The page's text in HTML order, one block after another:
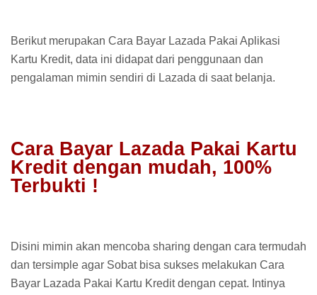
Berikut merupakan Cara Bayar Lazada Pakai Aplikasi
Kartu Kredit, data ini didapat dari penggunaan dan
pengalaman mimin sendiri di Lazada di saat belanja.
Cara Bayar Lazada Pakai Kartu
Kredit dengan mudah, 100%
Terbukti !
Disini mimin akan mencoba sharing dengan cara termudah
dan tersimple agar Sobat bisa sukses melakukan Cara
Bayar Lazada Pakai Kartu Kredit dengan cepat. Intinya